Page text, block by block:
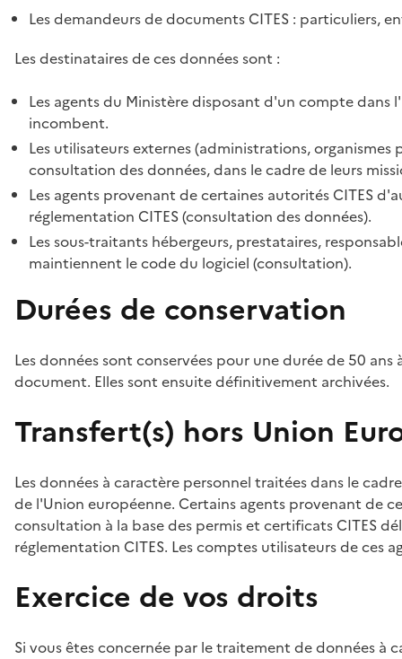
Les demandeurs de documents CITES : particuliers,
Les destinataires de ces données sont :
Les agents du Ministère disposant d'un compte
incombent.
Les utilisateurs externes (administrations,
consultation des données, dans le cadre de leurs
Les agents provenant de certaines autorités CITES
réglementation CITES (consultation des données).
Les sous-traitants hébergeurs, prestataires,
maintiennent le code du logiciel (consultation).
Durées de conservation
Les données sont conservées pour une durée de 50
document. Elles sont ensuite définitivement archivées.
Transfert(s) hors Union
Les données à caractère personnel traitées dans le
de l'Union européenne. Certains agents provenant de
consultation à la base des permis et certificats CITES
réglementation CITES. Les comptes utilisateurs de ces
Exercice de vos droits
Si vous êtes concernée par le traitement de données à